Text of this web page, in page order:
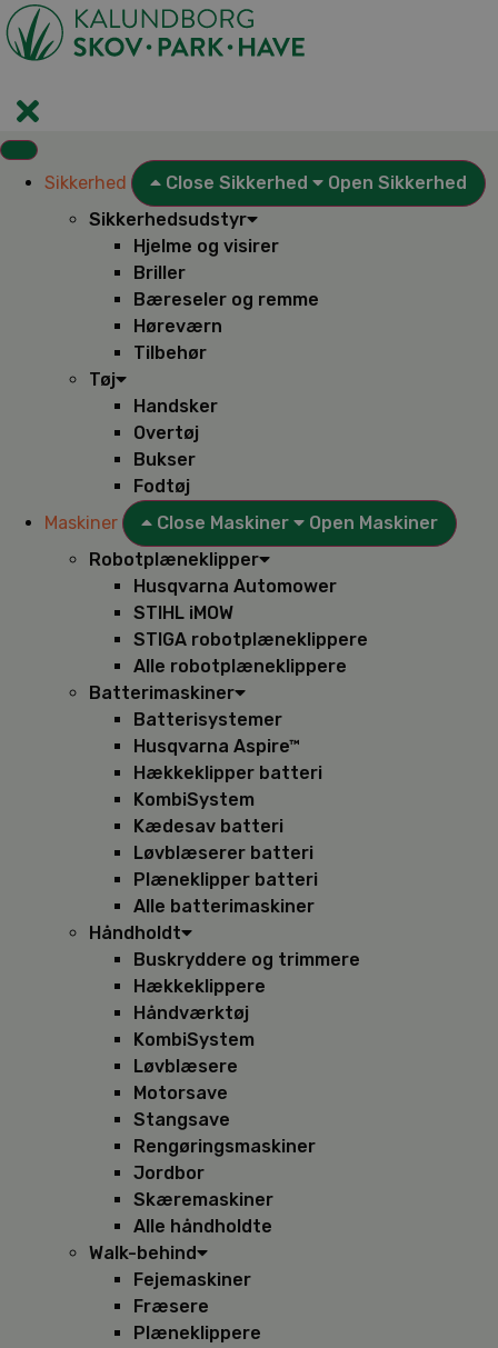
Videre
til
indhold
Sikkerhed Close Sikkerhed
Open Sikkerhed
Sikkerhedsudstyr
Hjelme og visirer
Briller
Bæreseler og remme
Høreværn
Tilbehør
Tøj
Handsker
Overtøj
Bukser
Fodtøj
Maskiner
Close Maskiner
Open Maskiner
Robotplæneklipper
Husqvarna Automower
STIHL iMOW
STIGA robotplæneklippere
Alle robotplæneklippere
Batterimaskiner
Batterisystemer
Husqvarna Aspire™
Hækkeklipper batteri
KombiSystem
Kædesav batteri
Løvblæserer batteri
Plæneklipper batteri
Alle batterimaskiner
Håndholdt
Buskryddere og trimmere
Hækkeklippere
Håndværktøj
KombiSystem
Løvblæsere
Motorsave
Stangsave
Rengøringsmaskiner
Jordbor
Skæremaskiner
Alle håndholdte
Walk-behind
Fejemaskiner
Fræsere
Plæneklippere